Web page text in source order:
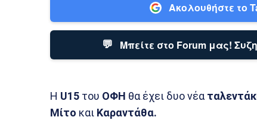
Ακολουθήστε το
💬 Μπείτε στο Forum μας!
Η U15 του ΟΦΗ θα έχει δυο νέα
Μίτο και Καραντάθα.